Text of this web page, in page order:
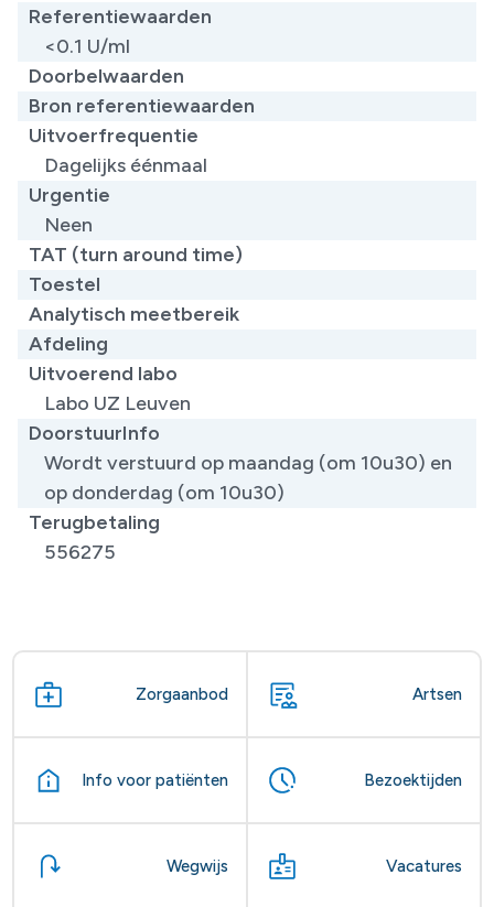
Referentiewaarden
<0.1 U/ml
Doorbelwaarden
Bron referentiewaarden
Uitvoerfrequentie
Dagelijks éénmaal
Urgentie
Neen
TAT (turn around time)
Toestel
Analytisch meetbereik
Afdeling
Uitvoerend labo
Labo UZ Leuven
DoorstuurInfo
Wordt verstuurd op maandag (om 10u30) en
op donderdag (om 10u30)
Terugbetaling
556275
Zorgaanbod Artsen
Info voor patiënten Bezoektijden
Wegwijs Vacatures